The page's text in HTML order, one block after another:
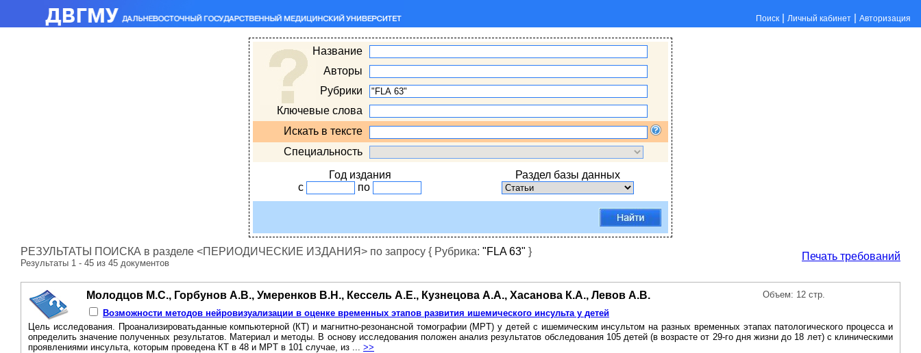
Поиск | Личный кабинет | Авторизация
Название
Авторы
Рубрики
Ключевые слова
Искать в тексте
Специальность
Год издания
Раздел базы данных
с
по
РЕЗУЛЬТАТЫ ПОИСКА в разделе <ПЕРИОДИЧЕСКИЕ ИЗДАНИЯ> по запросу { Рубрика: "FLA 63" }
Результаты 1 - 45 из 45 документов
Печать требований
Молодцов М.С., Горбунов А.В., Умеренков В.Н., Кессель А.Е., Кузнецова А.А., Хасанова К.А., Левов А.В.
Возможности методов нейровизуализации в оценке временных этапов развития ишемического инсульта у детей
Объем: 12 стр.
Цель исследования. Проанализироватьданные компьютерной (КT) и магнитно-резонансной томографии (MPT) у детей с ишемическим инсультом на разных временных этапах патологического процесса и
определить значение полученных результатов. Материал и методы. B основу исследования положен анализ результатов обследования 105 детей (в возрасте от 29-го дня жизни до 18 лет) с клиническими
проявлениями инсульта, которым проведена КT в 48 и MPT в 101 случае, из ... >>